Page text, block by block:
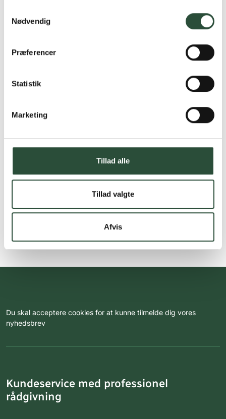
Nødvendig
Præferencer
Statistik
Marketing
Tillad alle
Tillad valgte
Afvis
Du skal acceptere cookies for at kunne tilmelde dig vores
nyhedsbrev
Kundeservice med professionel
rådgivning